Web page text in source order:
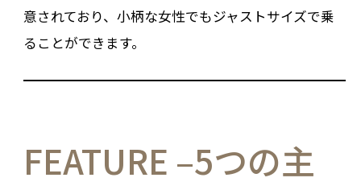
意されており、小柄な女性でもジャストサイズで乗
ることができます。
FEATURE –5つの主